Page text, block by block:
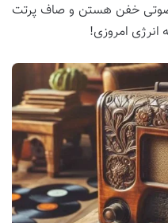
صوتی خفن هستن و صاف پرتت
امروزی!